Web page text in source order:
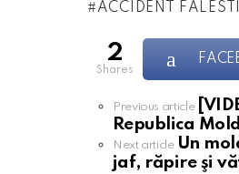
ACCIDENT FALESTI
2
shares
See
more
Previous article
Republica
Next article Un
jaf, răpire şi